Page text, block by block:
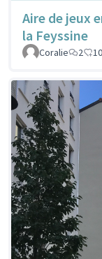
Aire de jeux
la Feyssine
Coralie
2 10